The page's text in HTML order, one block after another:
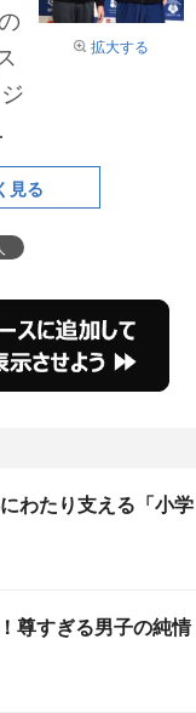
拡大する
見る
わたり支える「小学
尊すぎる男子の純情